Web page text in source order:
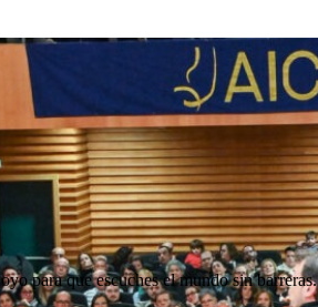
para que escuches el mundo sin barreras.